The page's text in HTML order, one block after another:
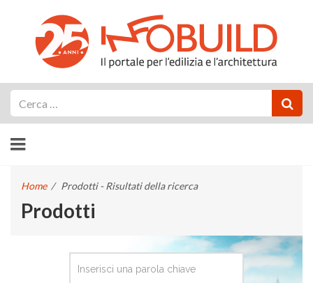
Home / Prodotti - Risultati della ricerca
Prodotti